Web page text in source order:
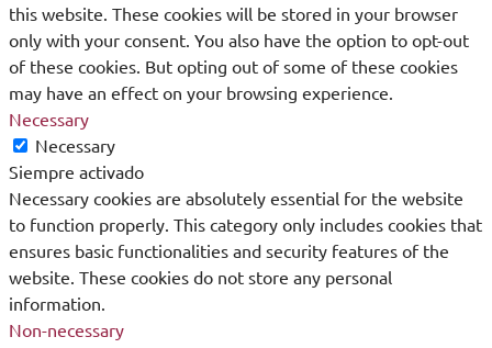
this website. These cookies will be stored in your browser
only with your consent. You also have the option to opt-out
of these cookies. But opting out of some of these cookies
may have an effect on your browsing experience.
Necessary
Necessary
Siempre activado
Necessary cookies are absolutely essential for the website
to function properly. This category only includes cookies that
ensures basic functionalities and security features of the
website. These cookies do not store any personal
information.
Non-necessary